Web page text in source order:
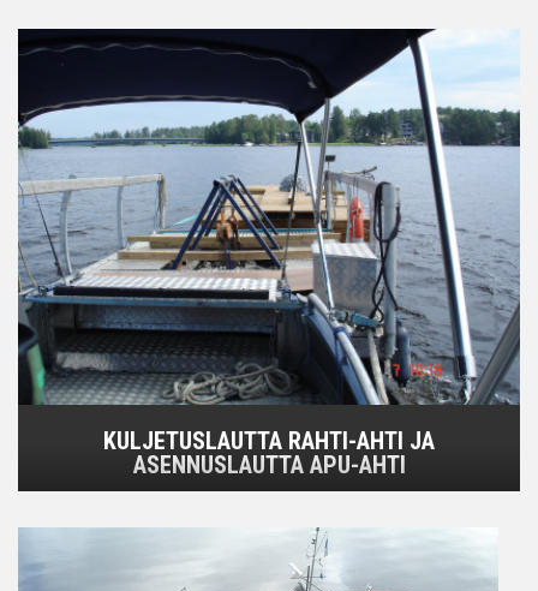
KULJETUSLAUTTA RAHTI-AHTI JA
ASENNUSLAUTTA APU-AHTI